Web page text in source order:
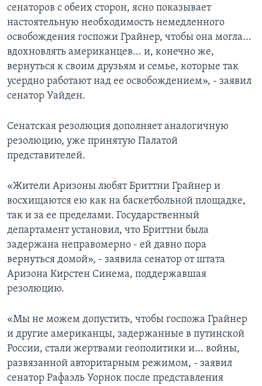
сенаторов с обеих сторон, ясно показывает
настоятельную необходимость немедленного
освобождения госпожи Грайнер, чтобы она могла...
вдохновлять американцев... и, конечно же,
вернуться к своим друзьям и семье, которые так
усердно работают над ее освобождением», - заявил
сенатор Уайден.
Сенатская резолюция дополняет аналогичную
резолюцию, уже принятую Палатой
представителей.
«Жители Аризоны любят Бриттни Грайнер и
восхищаются ею как на баскетбольной площадке,
так и за ее пределами. Государственный
департамент установил, что Бриттни была
задержана неправомерно - ей давно пора
вернуться домой», - заявила сенатор от штата
Аризона Кирстен Синема, поддержавшая
резолюцию.
«Мы не можем допустить, чтобы госпожа Грайнер
и другие американцы, задержанные в путинской
России, стали жертвами геополитики и... войны,
развязанной авторитарным режимом, - заявил
сенатор Рафаэль Уорнок после представления